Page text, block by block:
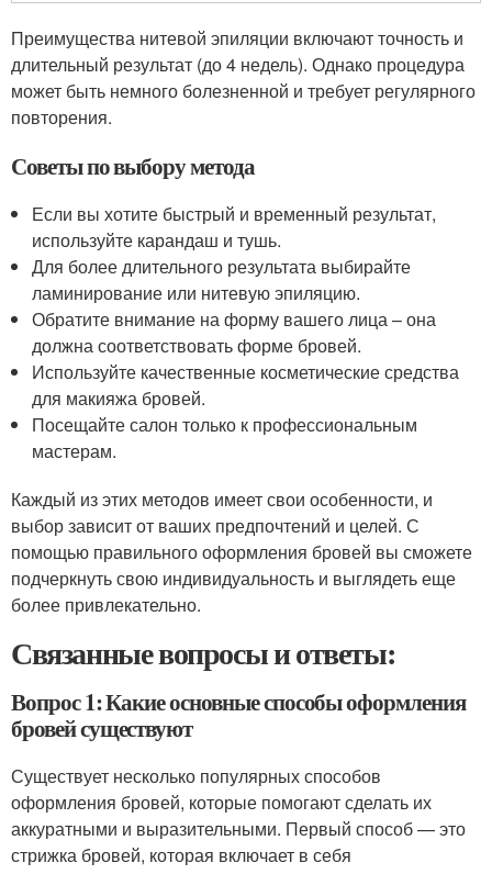
Преимущества нитевой эпиляции включают точность и
длительный результат (до 4 недель). Однако процедура
может быть немного болезненной и требует регулярного
повторения.
Советы по выбору метода
Если вы хотите быстрый и временный результат,
используйте карандаш и тушь.
Для более длительного результата выбирайте
ламинирование или нитевую эпиляцию.
Обратите внимание на форму вашего лица – она
должна соответствовать форме бровей.
Используйте качественные косметические средства
для макияжа бровей.
Посещайте салон только к профессиональным
мастерам.
Каждый из этих методов имеет свои особенности, и
выбор зависит от ваших предпочтений и целей. С
помощью правильного оформления бровей вы сможете
подчеркнуть свою индивидуальность и выглядеть еще
более привлекательно.
Связанные вопросы и ответы:
Вопрос 1: Какие основные способы оформления
бровей существуют
Существует несколько популярных способов
оформления бровей, которые помогают сделать их
аккуратными и выразительными. Первый способ — это
стрижка бровей, которая включает в себя